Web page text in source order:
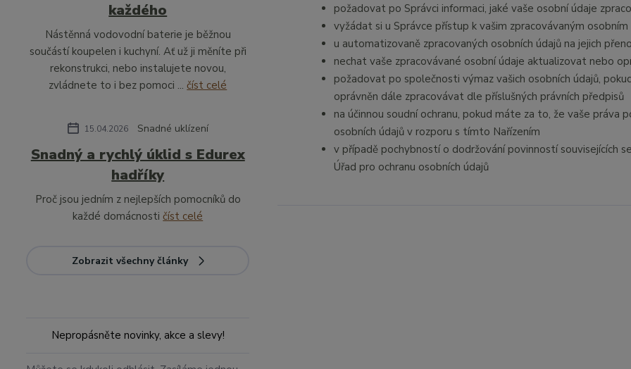
každého
Nástěnná vodovodní baterie je běžnou
součástí koupelen i kuchyní. Ať už ji měníte při
rekonstrukci, nebo instalujete novou,
zvládnete to i bez pomoci ...číst celé
15.04.2026 Snadné uklízení
Snadný a rychlý úklid s Edurex
hadříky
Proč jsou jedním z nejlepších pomocníků do
každé domácnostičíst celé
Zobrazit všechny články
Nepropásněte novinky, akce a slevy!
požadovat po Správci informaci, jaké vaše osobní údaje
vyžádat si u Správce přístup k vašim zpracovávaným
u automatizovaně zpracovaných osobních údajů na jejich
nechat vaše zpracovávané osobní údaje aktualizovat nebo
požadovat po společnosti výmaz vašich osobních údajů,
oprávněn dále zpracovávat dle příslušných právních předpisů
na účinnou soudní ochranu, pokud máte za to, že vaše práva
osobních údajů v rozporu s tímto Nařízením
v případě pochybností o dodržování povinností souvisejících
Úřad pro ochranu osobních údajů